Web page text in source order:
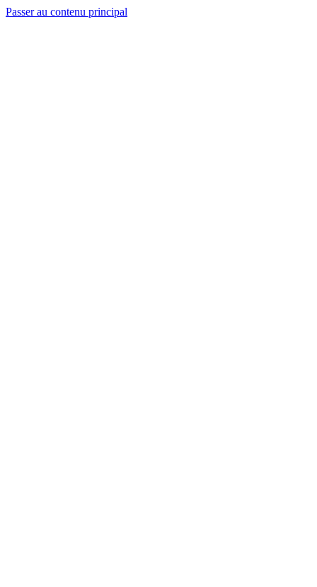
Passer au contenu principal